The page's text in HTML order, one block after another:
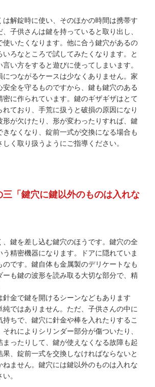
は解錠時に使い、そのほかの時間は携帯す
子供さんは鍵を持っていると取り出し、
使いたくなります。他に合う鍵穴があるの
いろなところで試してみたくなります。と
い方をすると遊びに使ってしまいます。
につながるケースは少なくありません。家
安全を守るものですから、鍵も鍵穴のある
密に作られています。鍵のギザギザはとて
れており、手荒に扱うと破損の原因になり
形が欠けたり、形が変わったりすれば、鍵
きなくなり、錠前一式が交換になる場合も
く取り扱うようにご指導ください。
三「鍵穴に鍵以外のものは入れな
、鍵を差し込む鍵穴のほうです。鍵穴の全
精密機器になります。ドアに隠れていま
のです。鍵自体も金属製のデリケートなも
ーも鍵の波形を読み取る大切な部分で、精
針金で鍵を開けるシーンなどもあります
純ではありません。ただ、子供さんの中に
持ちで、鍵穴に針金や棒を入れたりするこ
れによりシリンダー部分が傷ついたり、
まったりして、鍵が使えなくなる故障も起
果、錠前一式を交換しなければならないと
ねません。鍵穴には鍵以外のものは入れな
。